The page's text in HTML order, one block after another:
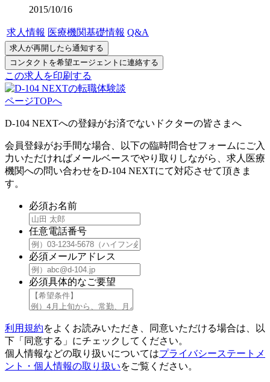
2015/10/16
求人情報 医療機関基礎情報 Q&A
この求人を印刷する
ページTOPへ
D-104 NEXTへの登録がお済でないドクターの皆さまへ
会員登録がお手間な場合、以下の臨時問合せフォームにご入
力いただければメールベースでやり取りしながら、求人医療
機関への問い合わせをD-104 NEXTにて対応させて頂きま
す。
必須お名前
任意電話番号
必須 メールアドレス
必須具体的なご要望
利用規約をよくお読みいただき、同意いただける場合は、以
下「同意する」にチェックしてください。
個人情報などの取り扱いについてはプライバシーステートメ
ント・個人情報の取り扱いをご覧ください。